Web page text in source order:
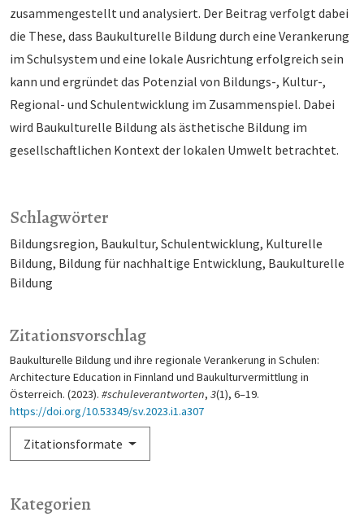
Schlagwörter
Bildungsregion Baukultur Schulentwicklung Kulturelle
Bildung Bildung für nachhaltige Entwicklung Baukulturelle
Bildung
Kategorien
Zitationsvorschlag
Baukulturelle Bildung und ihre regionale Verankerung in Schulen:
Architecture Education in Finnland und Baukulturvermittlung in
Österreich. (2023). #schuleverantworten, 3(1), 6–19.
https://doi.org/10.53349/sv.2023.i1.a307
Zitationsformate
zusammengestellt und analysiert. Der Beitrag verfolgt dabei
die These, dass Baukulturelle Bildung durch eine Verankerung
im Schulsystem und eine lokale Ausrichtung erfolgreich sein
kann und ergründet das Potenzial von Bildungs-, Kultur-,
Regional- und Schulentwicklung im Zusammenspiel. Dabei
wird Baukulturelle Bildung als ästhetische Bildung im
gesellschaftlichen Kontext der lokalen Umwelt betrachtet.